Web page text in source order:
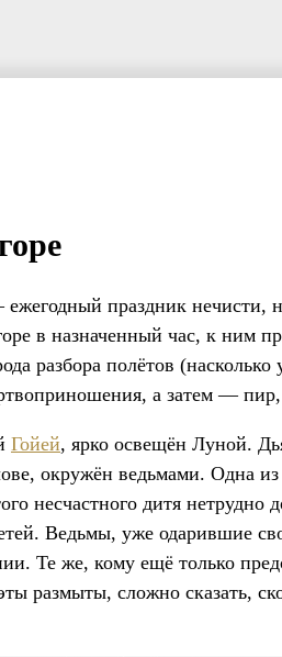
праздник нечисти,
в назначенный час, к ним
разбора полётов
а затем —
Гойей, ярко освещён Луной.
окружён ведьмами. Одна
несчастного дитя нетрудно
Ведьмы, уже одарившие
Те же, кому ещё только
размыты, сложно сказать,